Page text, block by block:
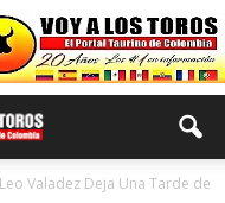
Valadez Deja Una Tarde de